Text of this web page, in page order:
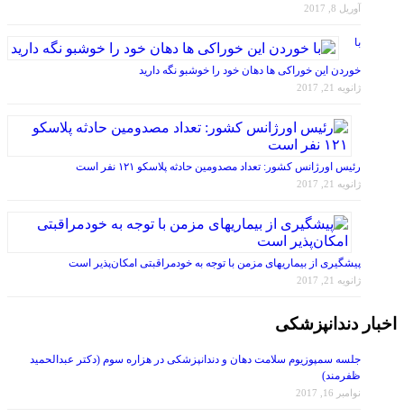
آوریل 8, 2017
با
خوردن این خوراکی ها دهان خود را خوشبو نگه دارید
ژانویه 21, 2017
رئیس اورژانس کشور: تعداد مصدومین حادثه پلاسکو ۱۲۱ نفر است
ژانویه 21, 2017
پیشگیری از بیماریهای مزمن با توجه به خودمراقبتی امکان‌پذیر است
ژانویه 21, 2017
اخبار دندانپزشکی
جلسه سمپوزیوم سلامت دهان و دندانپزشکی در هزاره سوم (دکتر عبدالحمید
ظفرمند)
نوامبر 16, 2017